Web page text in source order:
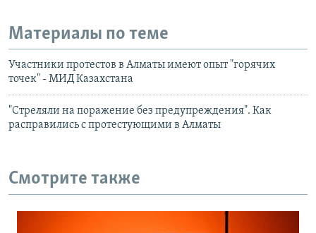
Материалы по теме
Участники протестов в Алматы имеют опыт "горячих
точек" - МИД Казахстана
"Стреляли на поражение без предупреждения". Как
расправились с протестующими в Алматы
Смотрите также